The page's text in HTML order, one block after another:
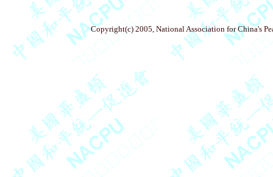
Copyright(c) 2005, National Association for China's